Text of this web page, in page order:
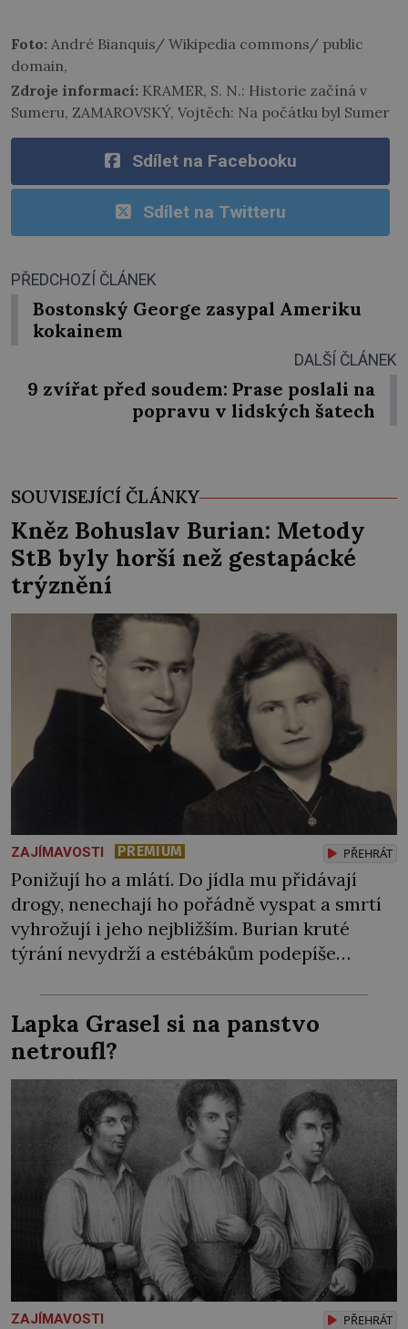
Foto: André Bianquis/ Wikipedia commons/ public
domain,
Zdroje informací: KRAMER, S. N.: Historie začíná v
Sumeru, ZAMAROVSKÝ, Vojtěch: Na počátku byl Sumer
Sdílet na Facebooku
Sdílet na Twitteru
PŘEDCHOZÍ ČLÁNEK
Bostonský George zasypal Ameriku
kokainem
DALŠÍ ČLÁNEK
9 zvířat před soudem: Prase poslali na
popravu v lidských šatech
SOUVISEJÍCÍ ČLÁNKY
Kněz Bohuslav Burian: Metody
StB byly horší než gestapácké
trýznění
ZAJÍMAVOSTI PREMIUM PŘEHRÁT
Ponižují ho a mlátí. Do jídla mu přidávají
drogy, nenechají ho pořádně vyspat a smrtí
vyhrožují i jeho nejbližším. Burian kruté
týrání nevydrží a estébákům podepíše
jim potvrdí také to, že na něj během výslechů
nikdo nevyvíjel fyzický ani psychický nátlak.
Syn brněnského řezníka chce být knězem a
[…]
Lapka Grasel si na panstvo
netroufl?
ZAJÍMAVOSTI PŘEHRÁT